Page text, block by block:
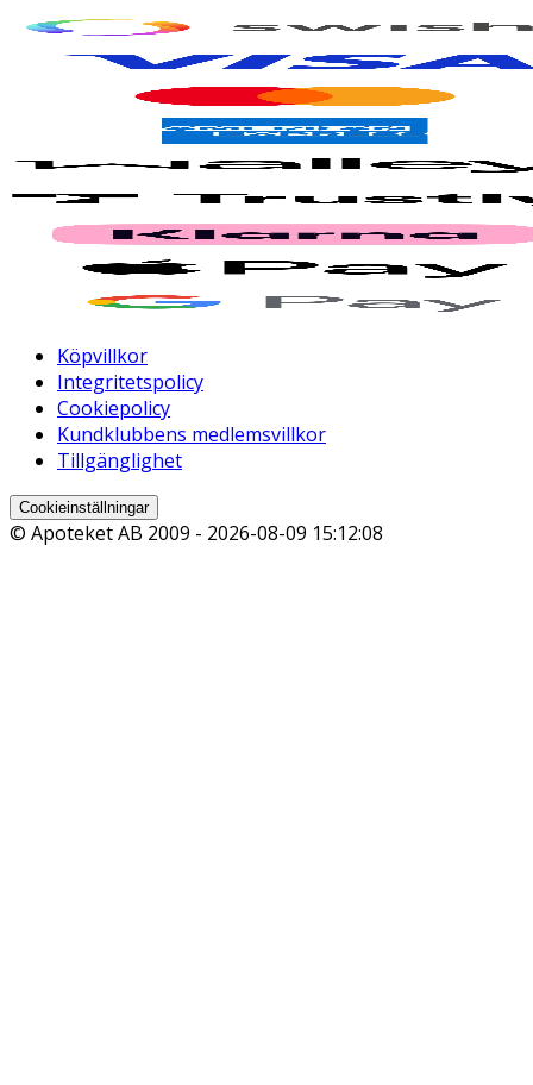
Köpvillkor
Integritetspolicy
Cookiepolicy
Kundklubbens medlemsvillkor
Tillgänglighet
Cookieinställningar
© Apoteket AB 2009 - 2026-08-09 15:12:08